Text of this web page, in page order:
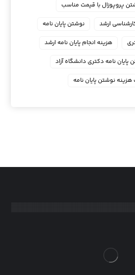
پروپوزال با قیمت مناسب
ارشد
نوشتن پایان نامه
هزینه انجام پایان نامه ارشد
پایان نامه دکتری دانشگاه آزاد
نوشتن پایان نامه